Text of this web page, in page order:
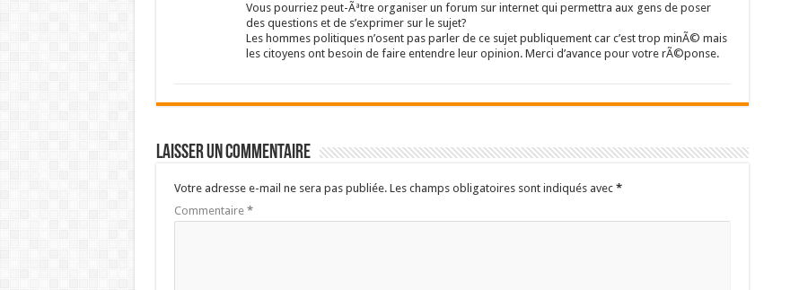
Vous pourriez peut-Ãªtre organiser un forum sur internet qui permettra aux gens de poser
des questions et de s’exprimer sur le sujet?
Les hommes politiques n’osent pas parler de ce sujet publiquement car c’est trop minÃ© mais
les citoyens ont besoin de faire entendre leur opinion. Merci d’avance pour votre rÃ©ponse.
Laisser un commentaire
Votre adresse e-mail ne sera pas publiée. Les champs obligatoires sont indiqués avec *
Commentaire *